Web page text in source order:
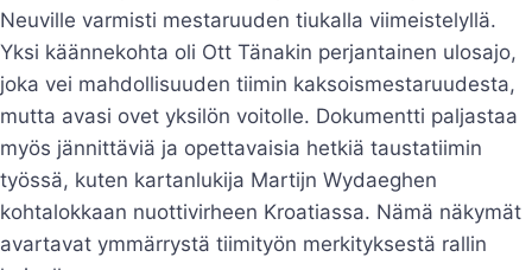
Neuville varmisti mestaruuden tiukalla viimeistelyllä.
Yksi käännekohta oli Ott Tänakin perjantainen ulosajo,
joka vei mahdollisuuden tiimin kaksoismestaruudesta,
mutta avasi ovet yksilön voitolle. Dokumentti paljastaa
myös jännittäviä ja opettavaisia hetkiä taustatiimin
työssä, kuten kartanlukija Martijn Wydaeghen
kohtalokkaan nuottivirheen Kroatiassa. Nämä näkymät
avartavat ymmärrystä tiimityön merkityksestä rallin